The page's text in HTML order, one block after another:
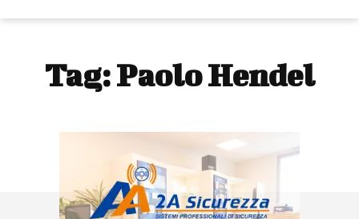
Tag:Paolo Hendel